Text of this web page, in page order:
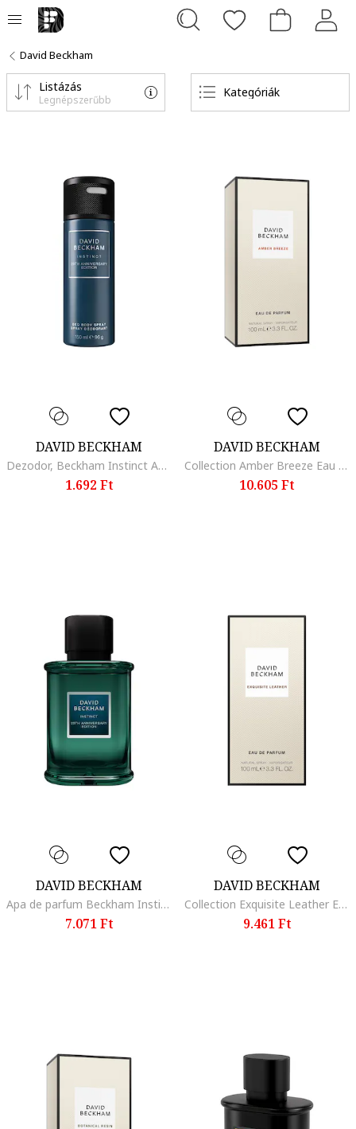
David Beckham
Kategóriák
Listázás
Legnépszerűbb
DAVID BECKHAM
Dezodor, Beckham Instinct Anniversary, 150 ml
1.692 Ft
DAVID BECKHAM
Collection Amber Breeze Eau de Parfüm, 100 ml
10.605 Ft
DAVID BECKHAM
Apa de parfum Beckham Instinct Anniversary 50 ml, 50 ml
7.071 Ft
DAVID BECKHAM
Collection Exquisite Leather Eau de Parfüm, 100 ml
9.461 Ft